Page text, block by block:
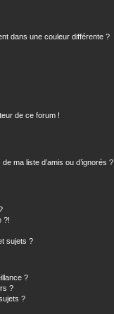
dans une couleur différente ?
de ce forum !
ma liste d’amis ou d’ignorés ?
?!
sujets ?
?
?
?